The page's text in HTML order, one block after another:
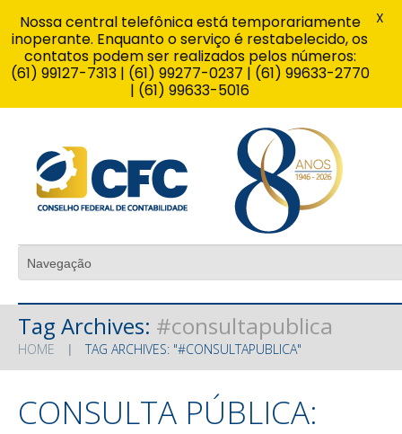
Tag Archives: #consultapublica
HOME TAG ARCHIVES: "#CONSULTAPUBLICA"
CONSULTA PÚBLICA:
Nossa central telefônica está temporariamente
inoperante. Enquanto o serviço é restabelecido, os
contatos podem ser realizados pelos números:
(61) 99127-7313 | (61) 99277-0237 | (61) 99633-2770
| (61) 99633-5016
X